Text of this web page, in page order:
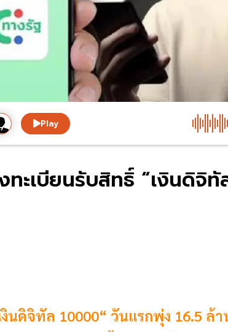
Play
ะเบียนรับสิทธิ์ “เงินดิจิ
นดิจิทัล 10000“ วันแรกพุ่ง 16.5 ล้